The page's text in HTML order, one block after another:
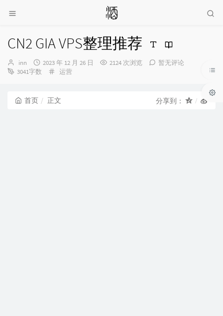
CN2 GIA VPS整理推荐
博
主：
inn
发
2023 年 12 月 26 日 2124 次浏览
暂无评论
3041字数
分
运营
首页 正文 分享到：